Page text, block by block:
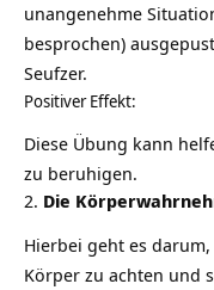
unangenehme
besprochen)
Seufzer.
Positiver Effekt:
Diese Übung kann
zu beruhigen.
2. Die
Hierbei geht es
Körper zu achten und